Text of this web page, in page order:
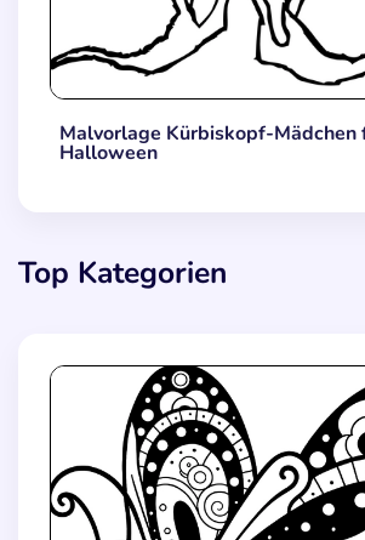
Malvorlage Kürbiskopf-Mädchen
Halloween
Top Kategorien